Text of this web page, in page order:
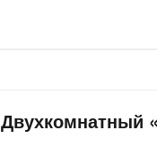
Двухкомнатный